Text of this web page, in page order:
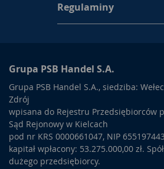
Regulaminy
Grupa PSB Handel S.A.
Grupa PSB Handel S.A., siedziba:
Zdrój
wpisana do Rejestru Przedsiębiorców
Sąd Rejonowy w Kielcach
pod nr KRS 0000661047, NIP
kapitał wpłacony: 53.275.000,00 zł.
dużego przedsiębiorcy.